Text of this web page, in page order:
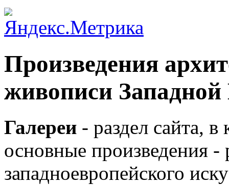
Произведения
живописи
Галереи - раздел сайта,
основные произведения -
западноевропейского